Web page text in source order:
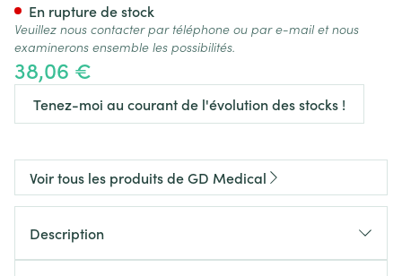
38,06 €
Tenez-moi au courant de l'évolution des stocks !
En rupture de stock
Veuillez nous contacter par téléphone ou par e-mail et nous
examinerons ensemble les possibilités.
Voir tous les produits de GD Medical
Description